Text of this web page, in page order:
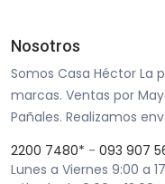
Nosotros
Somos Casa Héctor La
marcas. Ventas por
Pañales. Realizamos
2200 7480* - 093 907
Lunes a Viernes 9:00 a